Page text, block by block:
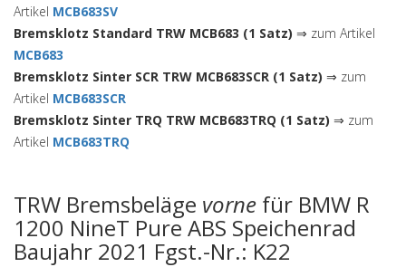
Artikel MCB683SV
Bremsklotz Standard TRW MCB683 (1 Satz) ⇒ zum Artikel
MCB683
Bremsklotz Sinter SCR TRW MCB683SCR (1 Satz) ⇒ zum
Artikel MCB683SCR
Bremsklotz Sinter TRQ TRW MCB683TRQ (1 Satz) ⇒ zum
Artikel MCB683TRQ
TRW Bremsbeläge vorne für BMW R
1200 NineT Pure ABS Speichenrad
Baujahr 2021 Fgst.-Nr.: K22